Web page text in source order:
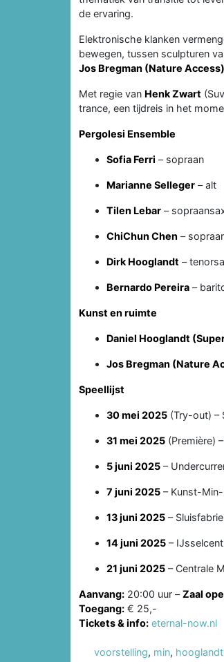
de ervaring.
Elektronische klanken
bewegen, tussen sculpturen
Jos Bregman (Nature Access)
Met regie van Henk Zwart
trance, een tijdreis in het
Pergolesi Ensemble
Sofia Ferri – sopraan
Marianne Selleger – alt
Tilen Lebar –
ChiChun Chen –
Dirk Hooglandt –
Bernardo Pereira –
Kunst en ruimte
Daniel Hooglandt
Jos Bregman (Nature
Speellijst
30 mei 2025 (Try-out) –
31 mei 2025 (Première)
5 juni 2025 –
7 juni 2025 – Kunst-
13 juni 2025 –
14 juni 2025 –
21 juni 2025 – Centrale
Aanvang: 20:00 uur –Zaal
Toegang: € 25,-
Tickets & info: eternal-now.nl
voorstelling, min, hooglandt